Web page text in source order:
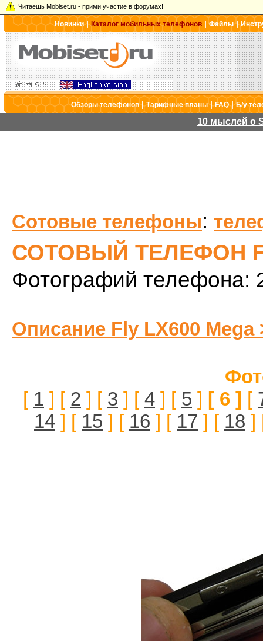
Читаешь Mobiset.ru - прими участие в форумах!
Новинки|Каталог мобильных телефонов |Файлы|
Обзоры телефонов|Тарифные планы|FAQ|Б/у
10 мыслей о
Сотовые телефоны:
СОТОВЫЙ ТЕЛЕФОН
Фотографий телефона:
Описание Fly LX600 Mega
[ 1 ] [ 2 ] [ 3 ] [ 4 ] [ 5 ] [ 6 ] [
14 ] [ 15 ] [ 16 ] [ 17 ] [ 18 ]